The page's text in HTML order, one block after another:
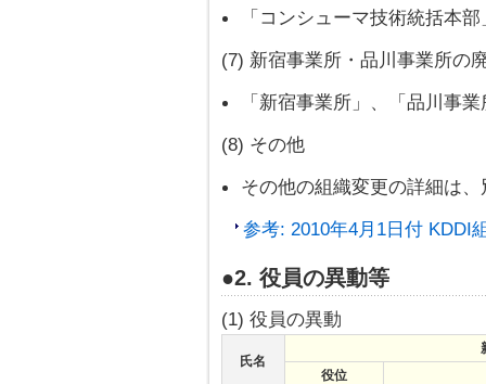
「コンシューマ技術統括本
(7) 新宿事業所・品川事業所の
「新宿事業所」、「品川事
(8) その他
その他の組織変更の詳細は
参考: 2010年4月1日付 KDDI
●2. 役員の異動等
(1) 役員の異動
氏名
役位